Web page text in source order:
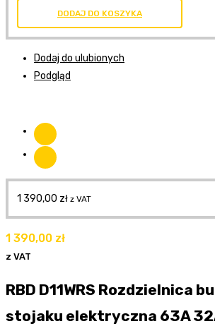
DODAJ DO KOSZYKA
Dodaj do ulubionych
Podgląd
1 390,00 zł z VAT
1 390,00 zł
z VAT
RBD D11WRS Rozdzielnica
stojaku elektryczna 63A